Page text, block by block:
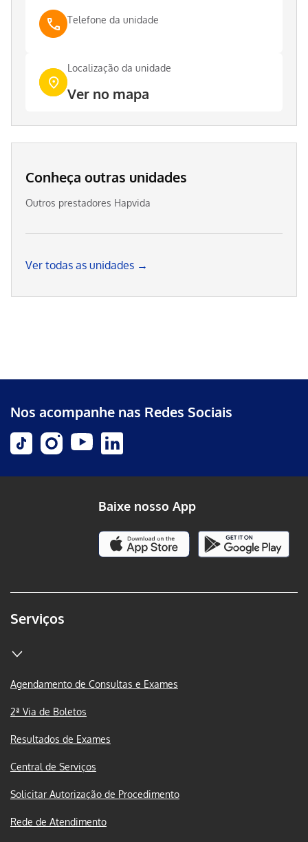
Telefone da unidade
Localização da unidade
Ver no mapa
Conheça outras unidades
Outros prestadores Hapvida
Ver todas as unidades →
Nos acompanhe nas Redes Sociais
Serviços
Agendamento de Consultas e Exames
2ª Via de Boletos
Resultados de Exames
Central de Serviços
Solicitar Autorização de Procedimento
Rede de Atendimento
Baixe nosso App